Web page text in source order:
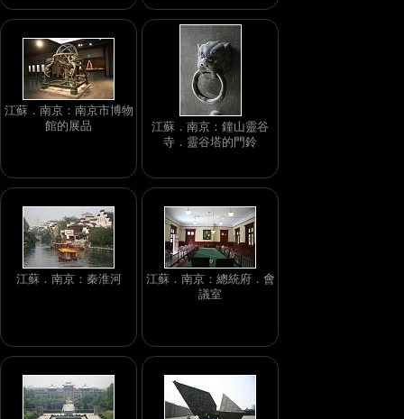
江蘇．南京：南京市博物
館的展品
江蘇．南京：鐘山靈谷
寺．靈谷塔的門鈴
江蘇．南京：秦淮河
江蘇．南京：總統府．會
議室